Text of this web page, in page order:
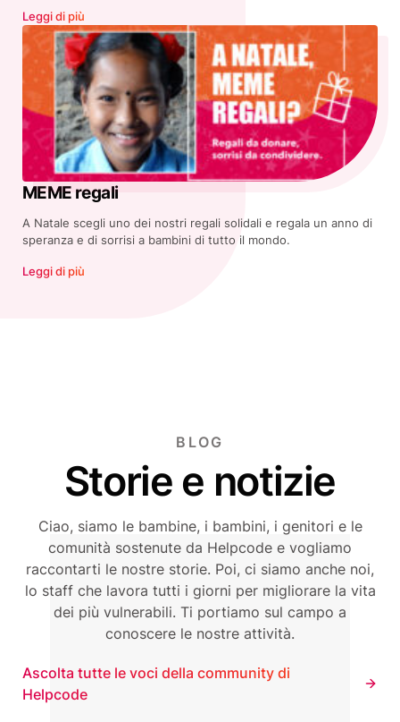
Leggi di più
MEME regali
A Natale scegli uno dei nostri regali solidali e regala un anno di
speranza e di sorrisi a bambini di tutto il mondo.
Leggi di più
BLOG
Storie e notizie
Ciao, siamo le bambine, i bambini, i genitori e le
comunità sostenute da Helpcode e vogliamo
raccontarti le nostre storie. Poi, ci siamo anche noi,
lo staff che lavora tutti i giorni per migliorare la vita
dei più vulnerabili. Ti portiamo sul campo a
conoscere le nostre attività.
Ascolta tutte le voci della community di
Helpcode